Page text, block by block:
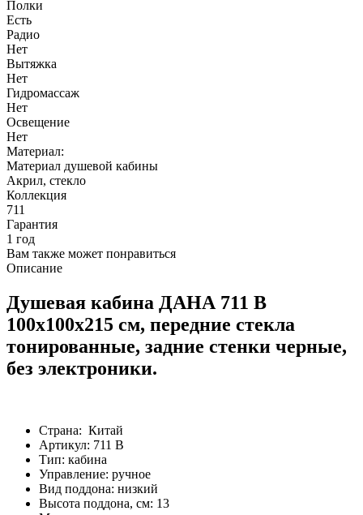
Душевая кабина ДАНА 711 B
100х100х215 см, передние стекла
тонированные
без электроники.
Страна: Китай
Артикул: 711 B
Тип: кабина
Управление: ручное
Высота поддона, см: 13
Ширина, см: 100
Глубина, см: 100
Форма: четверть круга
Количество секций двери: 2
Толщина полотна двери, мм: 4
Цвет задней стенки: черные
Цвет передних стёкл: тонированные
Материал профиля: алюминий
Каталог
Акции
Услуги
Бренды
Компания